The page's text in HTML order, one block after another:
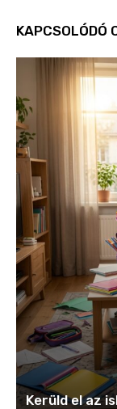
KAPCSOLÓDÓ
Kerüld el az